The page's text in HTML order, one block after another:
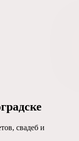
свадеб и